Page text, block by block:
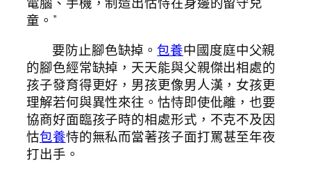
童。”
要防止腳色缺掉。包養中國度庭中父親
的腳色經常缺掉，天天能與父親傑出相處的
孩子發育得更好，男孩更像男人漢，女孩更
理解若何與異性來往。怙恃即使仳離，也要
協商好面臨孩子時的相處形式，不克不及因
怙包養恃的無私而當著孩子面打罵甚至年夜
打出手。